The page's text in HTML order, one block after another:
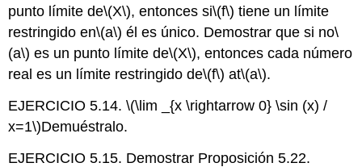
punto límite de\(X\), entonces si\(f\) tiene un límite
restringido en\(a\) él es único. Demostrar que si no\
(a\) es un punto límite de\(X\), entonces cada número
real es un límite restringido de\(f\) at\(a\).
EJERCICIO 5.14.\(\lim _{x \rightarrow 0} \sin (x) /
x=1\)Demuéstralo.
EJERCICIO 5.15. Demostrar Proposición 5.22.